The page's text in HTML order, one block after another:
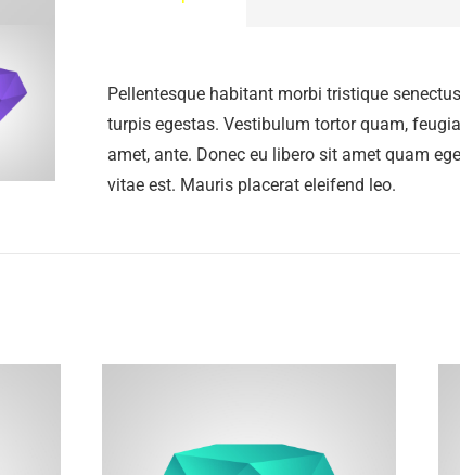
Pellentesque habitant morbi tristique
turpis egestas. Vestibulum tortor quam,
amet, ante. Donec eu libero sit amet quam
vitae est. Mauris placerat eleifend leo.